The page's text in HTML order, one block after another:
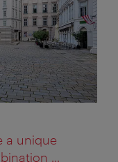
a unique
...